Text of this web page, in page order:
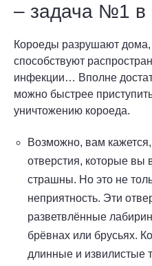
– задача №1 в
Короеды разрушают
способствуют
инфекции… Вполне
можно быстрее
уничтожению короеда.
Возможно, вам
отверстия, которые вы
страшны. Но это не
неприятность. Эти
разветвлённые
брёвнах или брусьях.
длинные и извилистые